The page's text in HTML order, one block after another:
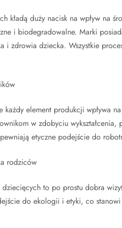
kładą duży nacisk na wpływ na
i biodegradowalne. Marki
i zdrowia dziecka. Wszystkie
każdy element produkcji wpływa
w zdobyciu wykształcenia,
etyczne podejście do
rodziców
to po prostu dobra
do ekologii i etyki, co